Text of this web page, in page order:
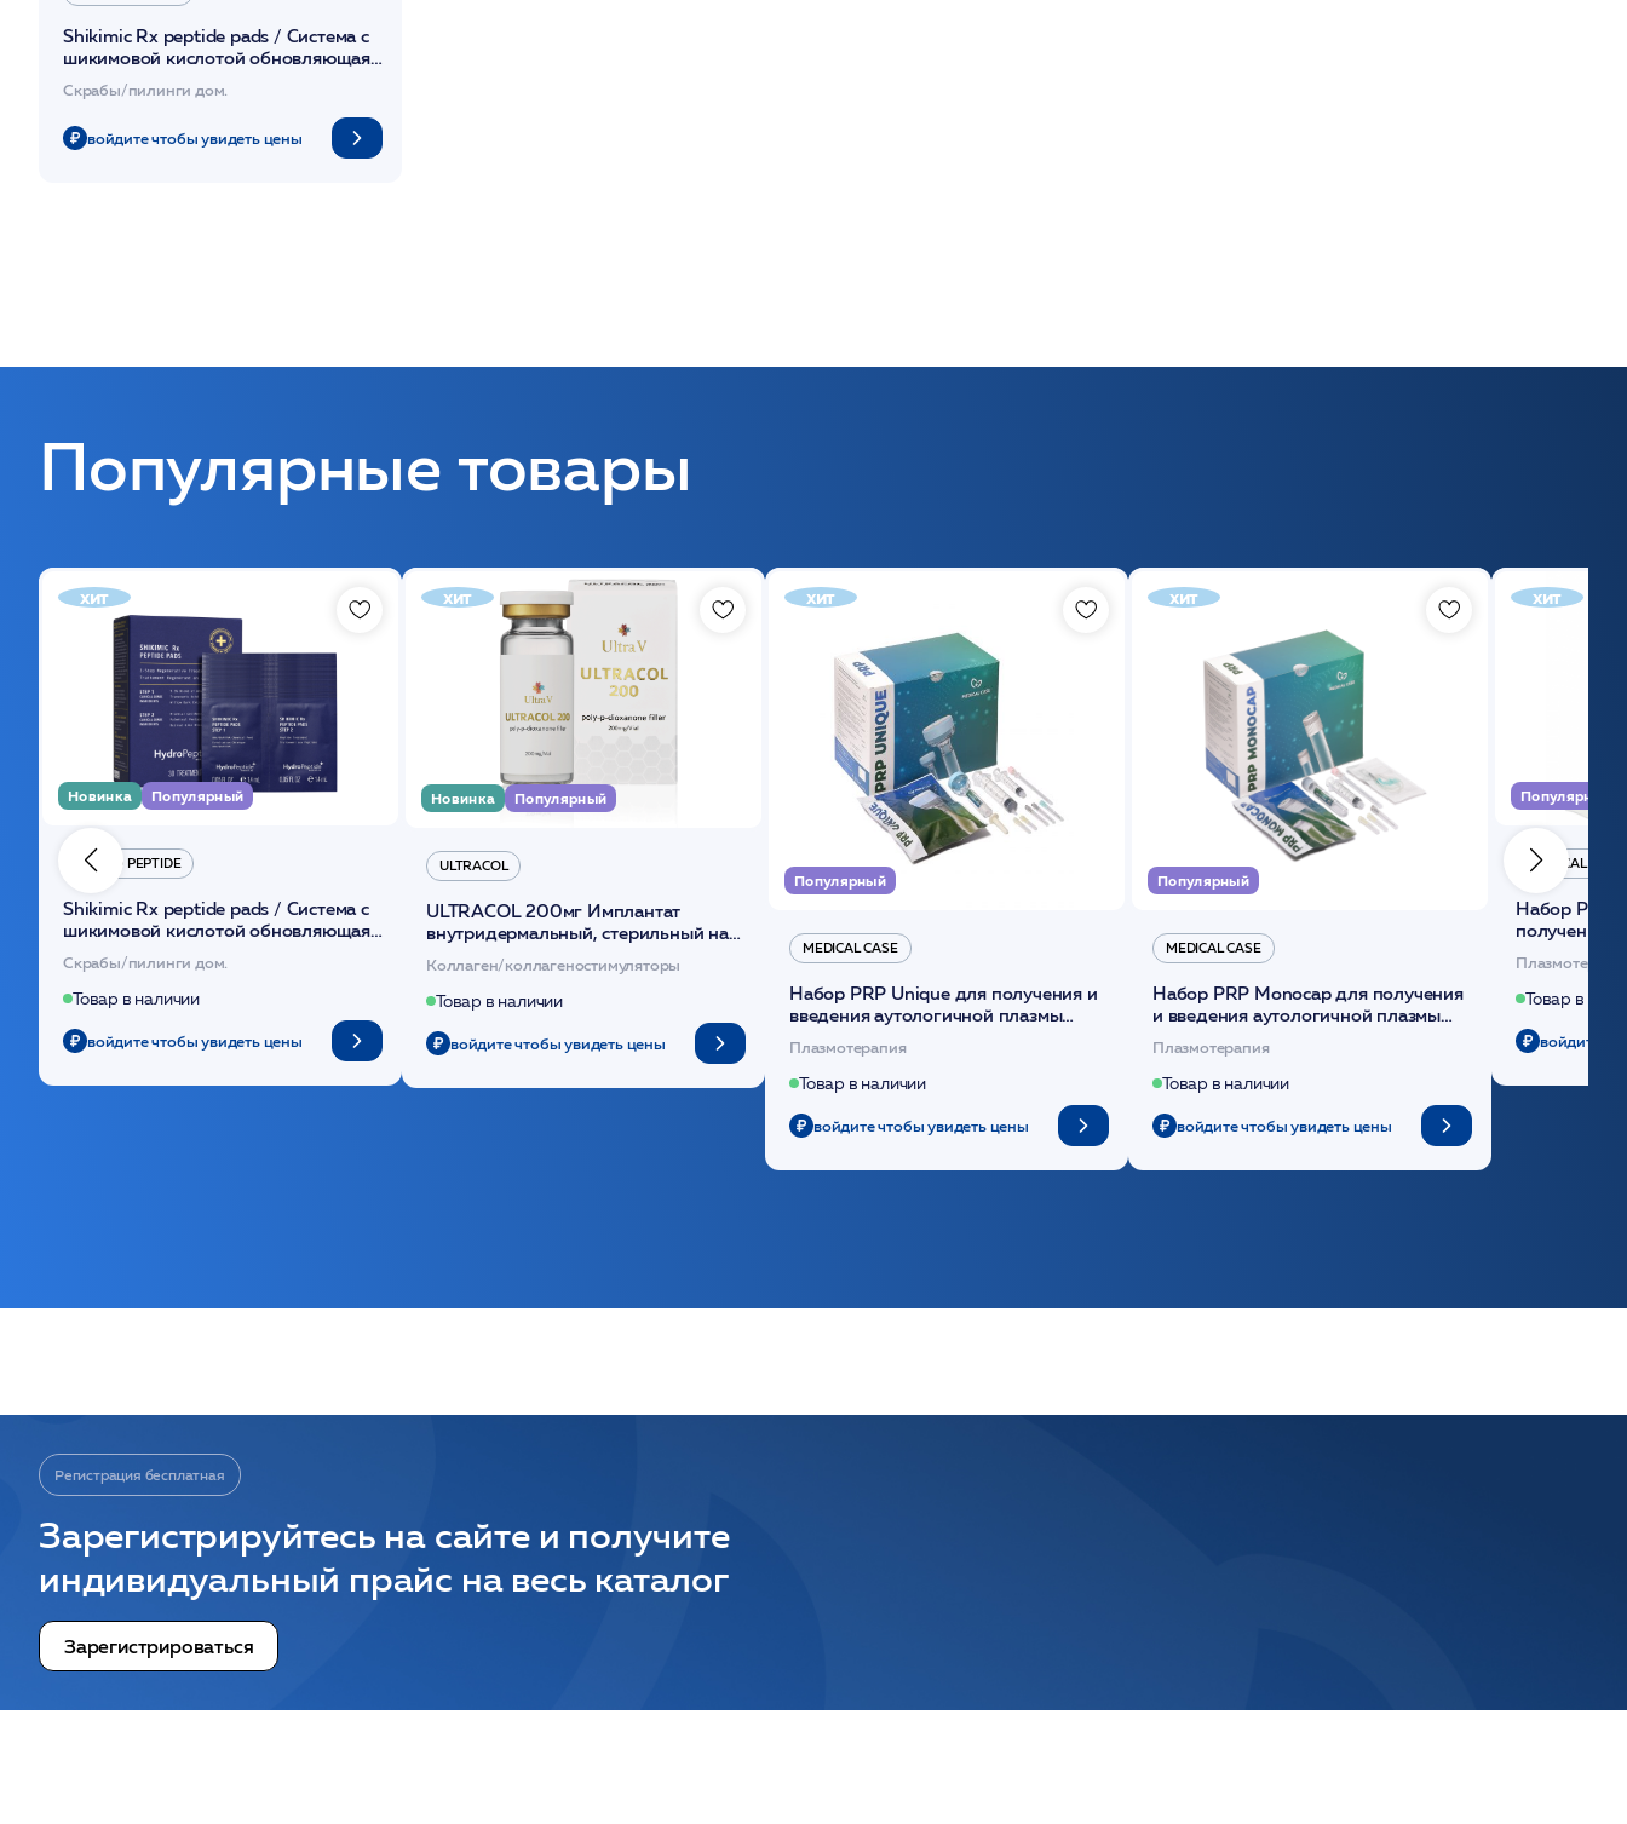
Shikimic Rx peptide pads / Cистема с
шикимовой кислотой обновляющая
(30шт) /HP
Скрабы/пилинги дом.
войдите чтобы увидеть цены
Популярные товары
хит
Новинка Популярный
HYDRO PEPTIDE
Shikimic Rx peptide pads / Cистема с
шикимовой кислотой обновляющая
(30шт) /HP
Скрабы/пилинги дом.
Товар в наличии
войдите чтобы увидеть цены
хит
Новинка Популярный
ULTRACOL
ULTRACOL 200мг Имплантат
внутридермальный, стерильный на
основе полидиоксанона /ULTRACOL
Коллаген/коллагеностимуляторы
Товар в наличии
войдите чтобы увидеть цены
хит
Популярный
MEDICAL CASE
Набор PRP Unique для получения и
введения аутологичной плазмы
(саше 1шт)/Medical Case
Плазмотерапия
Товар в наличии
войдите чтобы увидеть цены
хит
Популярный
MEDICAL CASE
Набор PRP Monocap для получения
и введения аутологичной плазмы
(саше 1шт)/Medical Case
Плазмотерапия
Товар в наличии
войдите чтобы увидеть цены
хит
Популярный
MEDICAL CASE
Набор Plasmoactive Стандарт для
получения
плазмы
Товар в
войдите
Регистрация бесплатная
Зарегистрируйтесь на сайте и получите
индивидуальный прайс на весь каталог
Зарегистрироваться